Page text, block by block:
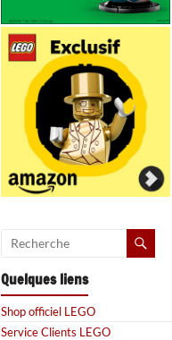
Quelques liens
Shop officiel LEGO
Service Clients LEGO